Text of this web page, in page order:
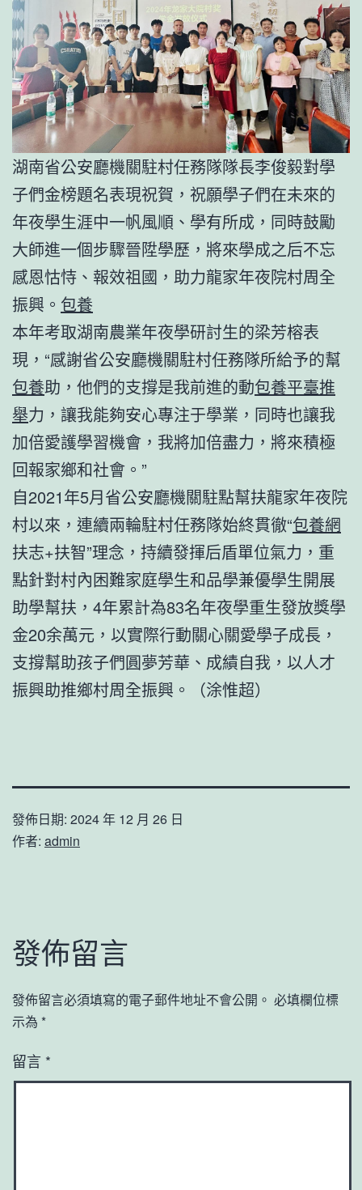
湖南省公安廳機關駐村任務隊隊長李俊毅對學
子們金榜題名表現祝賀，祝願學子們在未來的
年夜學生涯中一帆風順、學有所成，同時鼓勵
大師進一個步驟晉陞學歷，將來學成之后不忘
感恩怙恃、報效祖國，助力龍家年夜院村周全
振興。 包養
本年考取湖南農業年夜學研討生的梁芳榕表
現，“感謝省公安廳機關駐村任務隊所給予的幫
包養助，他們的支撐是我前進的動包養平臺推
舉力，讓我能夠安心專注于學業，同時也讓我
加倍愛護學習機會，我將加倍盡力，將來積極
回報家鄉和社會。”
自2021年5月省公安廳機關駐點幫扶龍家年夜院
村以來，連續兩輪駐村任務隊始終貫徹“包養網
扶志+扶智”理念，持續發揮后盾單位氣力，重
點針對村內困難家庭學生和品學兼優學生開展
助學幫扶，4年累計為83名年夜學重生發放獎學
金20余萬元，以實際行動關心關愛學子成長，
支撐幫助孩子們圓夢芳華、成績自我，以人才
振興助推鄉村周全振興。（涂惟超）
發佈日期: 2024 年 12 月 26 日
作者: admin
發佈留言
發佈留言必須填寫的電子郵件地址不會公開。 必填欄位標
示為 *
留言 *